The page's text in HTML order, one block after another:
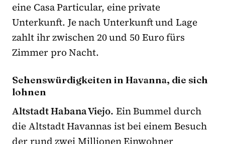
eine Casa Particular, eine private
Unterkunft. Je nach Unterkunft und Lage
zahlt ihr zwischen 20 und 50 Euro fürs
Zimmer pro Nacht.
Sehenswürdigkeiten in Havanna, die sich
lohnen
Altstadt Habana Viejo. Ein Bummel durch
die Altstadt Havannas ist bei einem Besuch
der rund zwei Millionen Einwohner